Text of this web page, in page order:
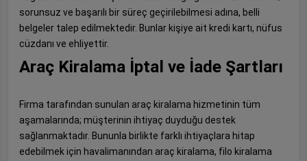
sorunsuz ve başarılı bir süreç geçirilebilmesi adına, belli
belgeler talep edilmektedir. Bunlar kişiye ait kredi kartı, nüfus
cüzdanı ve ehliyettir.
Araç Kiralama İptal ve İade Şartları
Firma tarafından sunulan araç kiralama hizmetinin tüm
aşamalarında; müşterinin ihtiyaç duyduğu destek
sağlanmaktadır. Bununla birlikte farklı ihtiyaçlara hitap
edebilmek için havalimanından araç kiralama, filo kiralama